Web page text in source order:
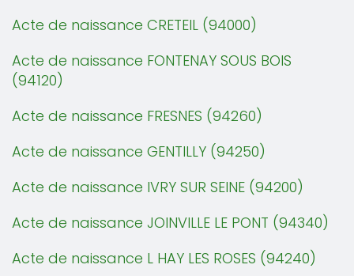
Acte de naissance CRETEIL (94000)
Acte de naissance FONTENAY SOUS BOIS
(94120)
Acte de naissance FRESNES (94260)
Acte de naissance GENTILLY (94250)
Acte de naissance IVRY SUR SEINE (94200)
Acte de naissance JOINVILLE LE PONT (94340)
Acte de naissance L HAY LES ROSES (94240)